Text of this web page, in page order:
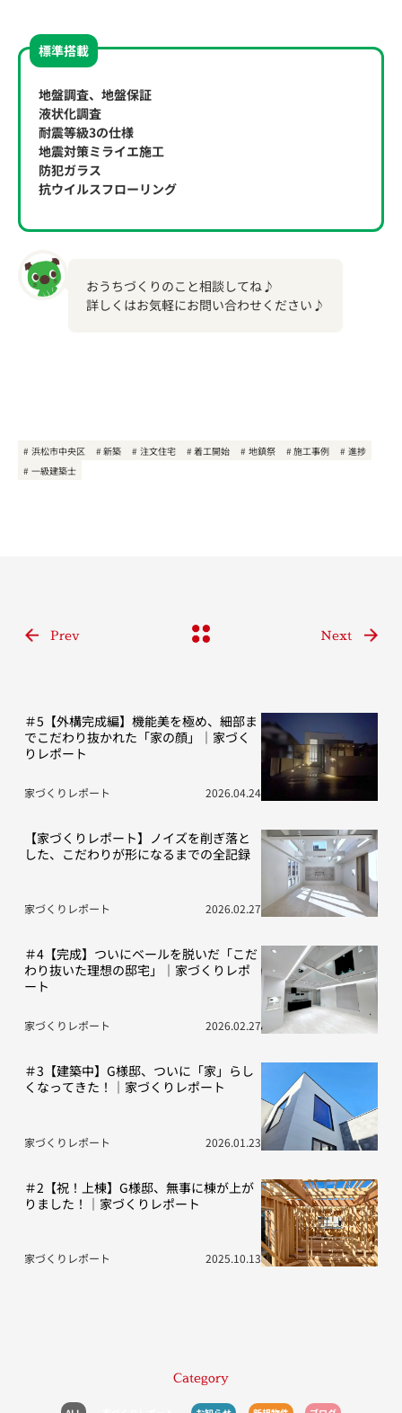
標準搭載
地盤調査、地盤保証
液状化調査
耐震等級3の仕様
地震対策ミライエ施工
防犯ガラス
抗ウイルスフローリング
おうちづくりのこと相談してね♪
詳しくはお気軽にお問い合わせください♪
浜松市中央区 新築 注文住宅 着工開始 地鎮祭 施工事例
進捗
一級建築士
Prev Next
＃5【外構完成編】機能美を極め、細部ま
でこだわり抜かれた「家の顔」｜家づく
りレポート
家づくりレポート 2026.04.24
【家づくりレポート】ノイズを削ぎ落と
した、こだわりが形になるまでの全記録
家づくりレポート 2026.02.27
＃4【完成】ついにベールを脱いだ「こだ
わり抜いた理想の邸宅」｜家づくりレポ
ート
家づくりレポート 2026.02.27
＃3【建築中】G様邸、ついに「家」らし
くなってきた！｜家づくりレポート
家づくりレポート 2026.01.23
＃2【祝！上棟】G様邸、無事に棟が上が
りました！｜家づくりレポート
家づくりレポート 2025.10.13
Category